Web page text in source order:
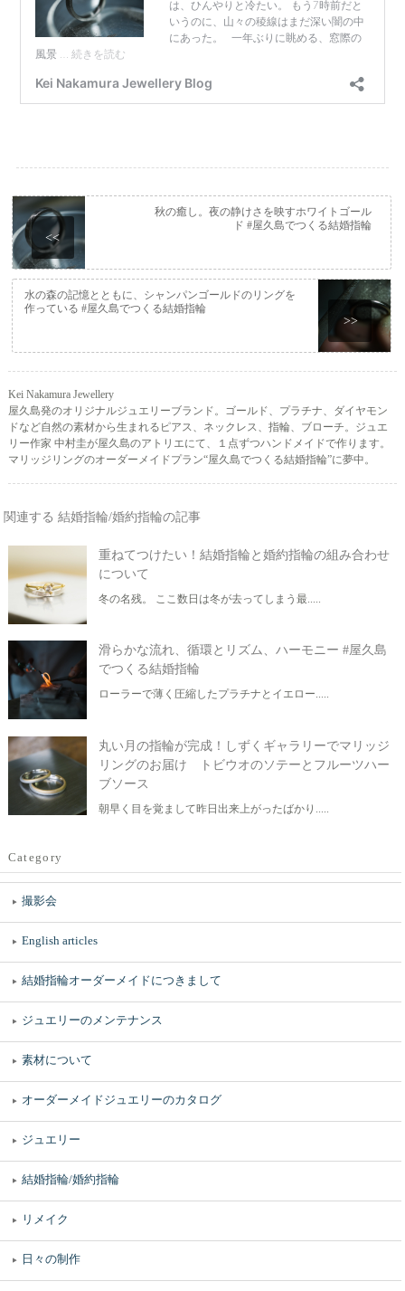
<<
秋の癒し。夜の静けさを映すホワイトゴール
ド #屋久島でつくる結婚指輪
>>
水の森の記憶とともに、シャンパンゴールドのリングを
作っている #屋久島でつくる結婚指輪
Kei Nakamura Jewellery
屋久島発のオリジナルジュエリーブランド。ゴールド、プラチナ、ダイヤモン
ドなど自然の素材から生まれるピアス、ネックレス、指輪、ブローチ。ジュエ
リー作家 中村圭が屋久島のアトリエにて、１点ずつハンドメイドで作ります。
マリッジリングのオーダーメイドプラン“屋久島でつくる結婚指輪”に夢中。
関連する 結婚指輪/婚約指輪の記事
重ねてつけたい！結婚指輪と婚約指輪の組み合わせ
について
冬の名残。 ここ数日は冬が去ってしまう最.....
滑らかな流れ、循環とリズム、ハーモニー #屋久島
でつくる結婚指輪
ローラーで薄く圧縮したプラチナとイエロー.....
丸い月の指輪が完成！しずくギャラリーでマリッジ
リングのお届け トビウオのソテーとフルーツハー
ブソース
朝早く目を覚まして昨日出来上がったばかり.....
Category
撮影会
English articles
結婚指輪オーダーメイドにつきまして
ジュエリーのメンテナンス
素材について
オーダーメイドジュエリーのカタログ
ジュエリー
結婚指輪/婚約指輪
リメイク
日々の制作